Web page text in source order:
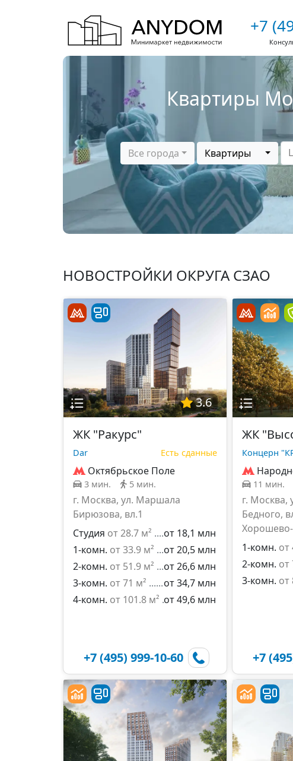
+7
Квартиры
Все города Квартиры
НОВОСТРОЙКИ ОКРУГА СЗАО
3.6
ЖК "Ракурс"
Dar Есть сданные
Октябрьское Поле
3 мин. 5 мин.
г. Москва, ул. Маршала
Бирюзова, вл.1
Студия от 28.7 м²
от 18,1 млн
1-комн. от 33.9 м²
от 20,5 млн
2-комн. от 51.9 м²
от 26,6 млн
3-комн. от 71 м²
от 34,7 млн
4-комн. от 101.8 м² от 49,6 млн
+7 (495) 999-10-60
ЖК
Концерн
11 мин.
г. Москва,
Бедного,
1-комн. от
2-комн. от
3-комн. от
+7